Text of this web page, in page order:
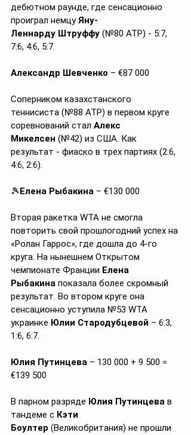
дебютном раунде, где сенсационно
проиграл немцу Яну-
Леннарду Штруффу (№80 ATP) - 5:7,
7:6, 4:6, 5:7.
Александр Шевченко – €87 000
Соперником казахстанского
теннисиста (№88 ATP) в первом круге
соревнований стал Алекс
Микелсен (№42) из США. Как
результат - фиаско в трех партиях (2:6,
4:6, 2:6).
🎾Елена Рыбакина – €130 000
Вторая ракетка WTA не смогла
повторить свой прошлогодний успех на
«Ролан Гаррос», где дошла до 4-го
круга. На нынешнем Открытом
чемпионате Франции Елена
Рыбакина показала более скромный
результат. Во втором круге она
сенсационно уступила №53 WTA
украинке Юлии Стародубцевой – 6:3,
1:6, 6:7.
Юлия Путинцева – 130 000 + 9 500 =
€139 500
В парном разряде Юлия Путинцева в
тандеме с Кэти
Боултер (Великобритания) не прошли